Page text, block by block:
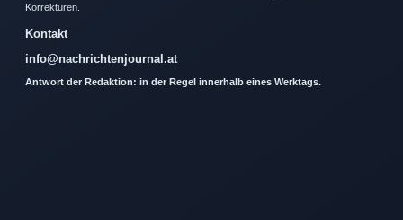
Korrekturen.
Kontakt
info@nachrichtenjournal.at
Antwort der Redaktion: in der Regel innerhalb eines Werktags.